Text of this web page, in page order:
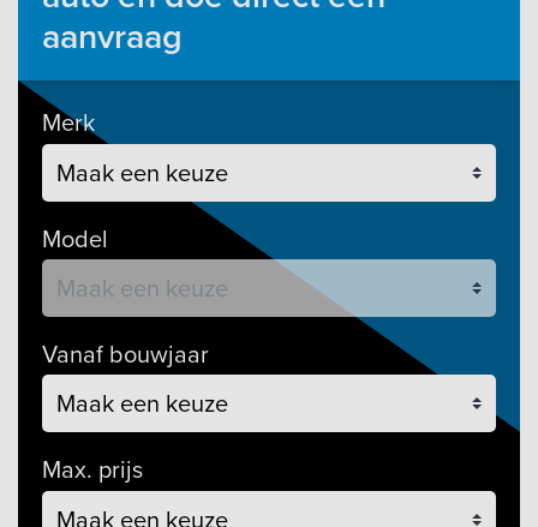
aanvraag
Merk
Model
Vanaf bouwjaar
Max. prijs